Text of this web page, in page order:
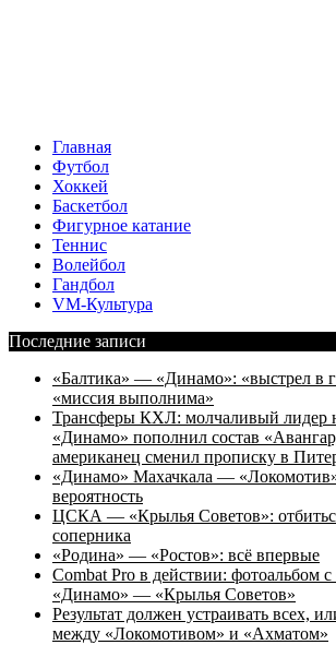
Главная
Футбол
Хоккей
Баскетбол
Фигурное катание
Теннис
Волейбол
Гандбол
VM-Культура
Последние записи
«Балтика» — «Динамо»: «выстрел в
«миссия выполнима»
Трансферы КХЛ: молчаливый лидер
«Динамо» пополнил состав
американец сменил прописку в
«Динамо» Махачкала —
вероятность
ЦСКА — «Крылья Советов»:
соперника
«Родина» — «Ростов»: всё впервые
Combat Pro в действии: фотоальбом с
«Динамо» — «Крылья Советов»
Результат должен устраивать всех,
между «Локомотивом» и «Ахматом»